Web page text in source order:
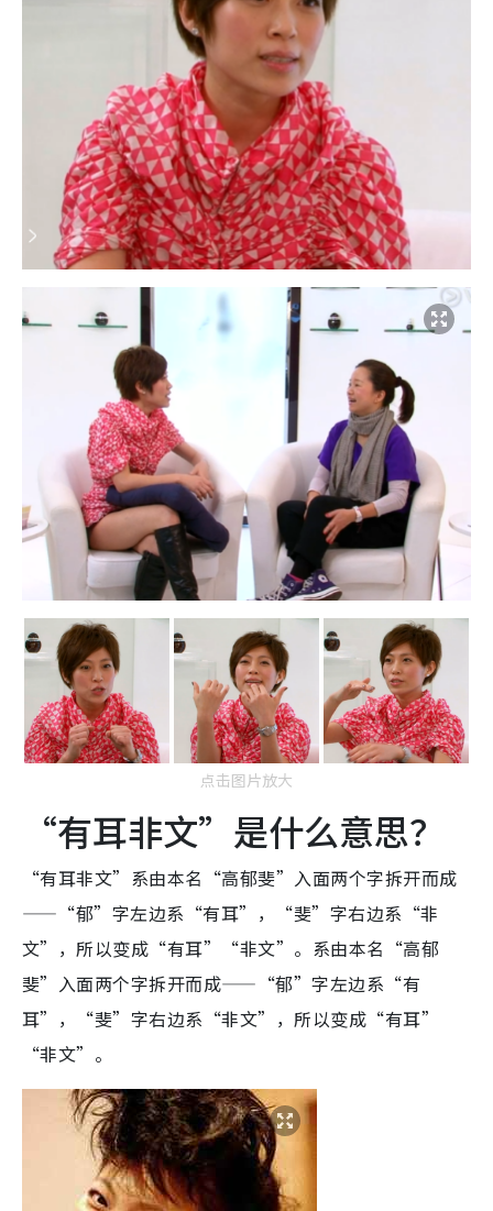
点击图片放大
“有耳非文”是什么意思？
“有耳非文”系由本名“高郁斐”入面两个字拆开而成
——“郁”字左边系“有耳”，“斐”字右边系“非
文”，所以变成“有耳”“非文”。系由本名“高郁
斐”入面两个字拆开而成——“郁”字左边系“有
耳”，“斐”字右边系“非文”，所以变成“有耳”
“非文”。